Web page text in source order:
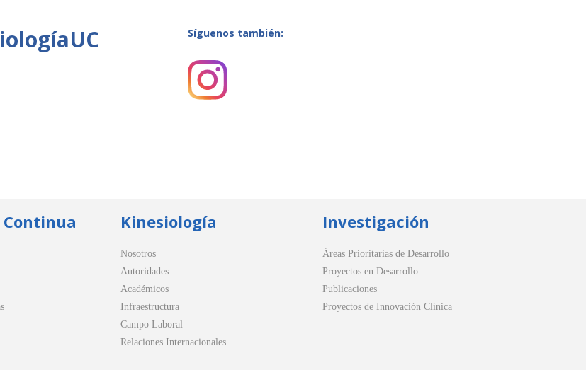
Síguenos también:
Continua Kinesiología
Nosotros
Autoridades
Académicos
Infraestructura
Campo Laboral
Relaciones Internacionales
Investigación
Áreas Prioritarias de Desarrollo
Proyectos en Desarrollo
Publicaciones
Proyectos de Innovación Clínica